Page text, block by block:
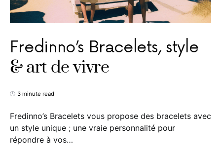
Fredinno’s Bracelets, style
& art de vivre
3 minute read
Fredinno’s Bracelets vous propose des bracelets avec
un style unique ; une vraie personnalité pour
répondre à vos…